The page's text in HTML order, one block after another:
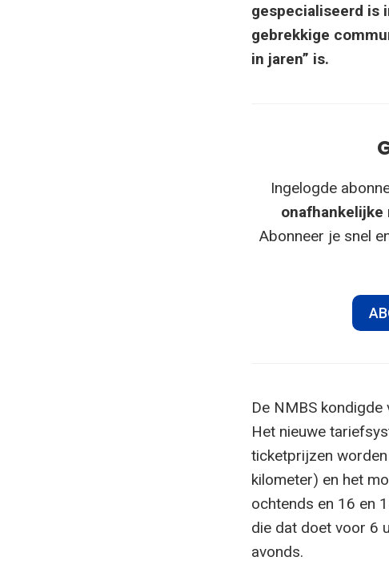
gespecialiseerd is
gebrekkige
in jaren” is.
Ingelogde
onafhankelijke
Abonneer je snel
De NMBS
Het nieuwe
ticketprijzen
kilometer) en het
ochtends en 16 en
die dat doet voor 6
avonds.